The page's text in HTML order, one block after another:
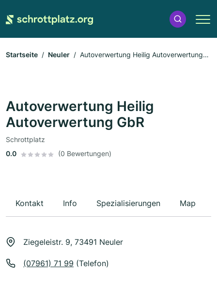
Startseite Neuler
Autoverwertung Heilig Autoverwertung
Autoverwertung Heilig
Autoverwertung GbR
Schrottplatz
0.0
(0 Bewertungen)
Kontakt Info Spezialisierungen Map
Ziegeleistr. 9, 73491 Neuler
(07961) 71 99 (Telefon)